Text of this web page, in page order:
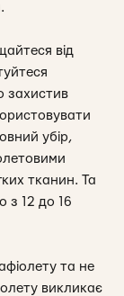
від
захистив
убір,
тканин. Та
з 12 до 16
та не
викликає